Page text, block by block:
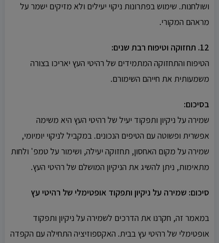
ושולחנות. שימוש בפתרונות ניקוי יעילים ולא מזיקים ישמר על
מראהם המקורי.
12. תחזוקה וטיפוח רבת שנים:
הטיפוח והתחזוקה המתמידים של רהיטי העץ יאריכו בצורה
משמעותית את חייהם השימורם.
בסיכום:
שמירה על ניקיון ותפקוד יעיל של רהיטי העץ היא משימה
אפשרית ופשוטה עם הטיפים הנכונים. במקביל לניקוי יומיומי,
שמירה על מקום האחסון, תחזוקה יעילה, ושימור על טמפ' ולחות
מתאימות, ניתן להשיג את הניקיון המושלם של רהיטי העץ.
סיכום: שמירה על ניקיון ותפקוד אופטימלי של רהיטי עץ
במאמר זה, חקרנו את הדרכים לשמירה על ניקיון ותפקוד
אופטימלי של רהיטי עץ בבית. האקספוזיציה התחילה עם הקפדה